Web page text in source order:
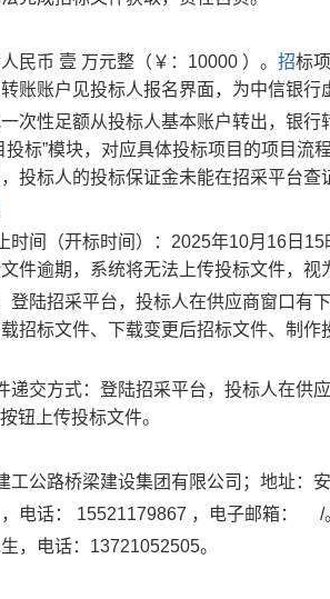
民币 壹 万元整 （ ￥： 10000 ） 。 招标
转账账户见投标人报名界面，为中信银
次性足额从投标人基本账户转出，银
投标”模块，对应具体投标项目的项目流
投标人的投标保证金未能在招采平台查
时间（开标时间）： 2025年10月 16 日 15
件逾期 ，系统将无法上传投标文件，视
登陆招采平台，投标人在供应商窗口有
招标文件、下载变更后招标文件、制作
递交方式：登陆招采平台，投标人在供
钮上传投标文件。
工公路桥梁建设集团有限公司 ； 地址：
，电话： 15521179867 ，电子邮箱：
/
，电话： 13721052505。